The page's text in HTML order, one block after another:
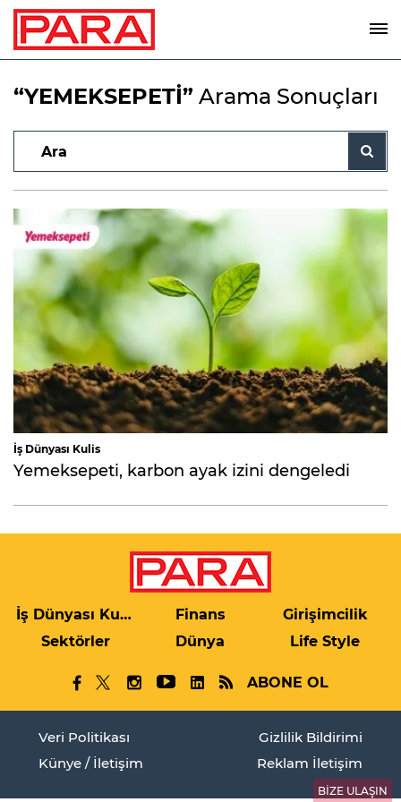
“YEMEKSEPETİ” Arama Sonuçları
İş Dünyası Kulis
Yemeksepeti, karbon ayak izini dengeledi
İş Dünyası Kulis Finans
Girişimcilik
Sektörler
Dünya Life Style
ABONE OL
Veri Politikası
Gizlilik Bildirimi
Künye / İletişim
Reklam İletişim
BİZE ULAŞIN